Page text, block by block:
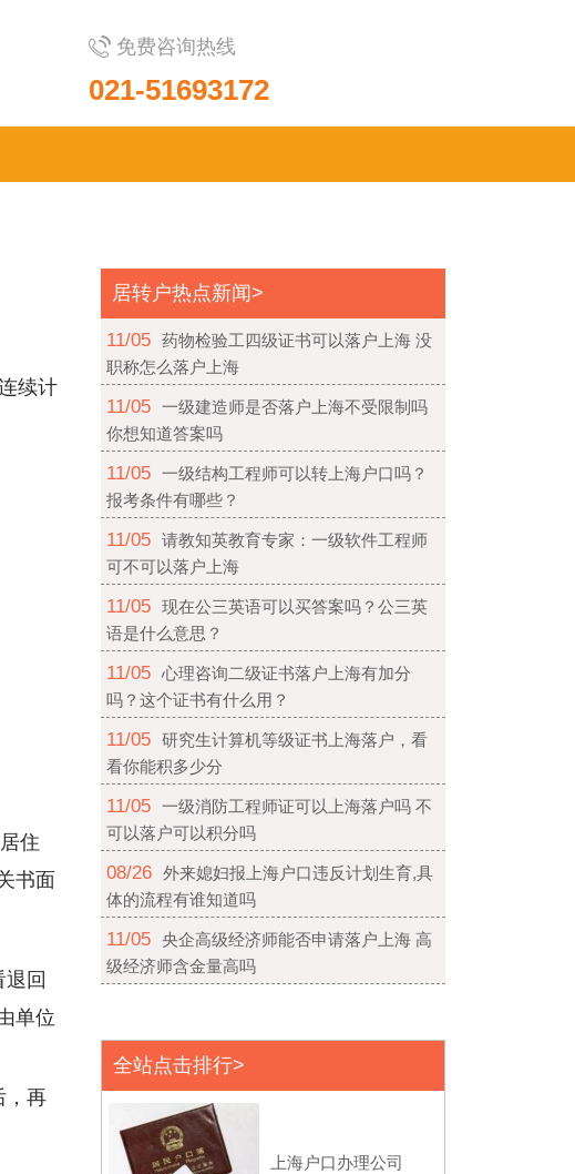
免费咨询热线
021-51693172
续计
住
书面
回
单位
，再
居转户热点新闻>
11/05 药物检验工四级证书可以落户上海 没
职称怎么落户上海
11/05 一级建造师是否落户上海不受限制吗
你想知道答案吗
11/05 一级结构工程师可以转上海户口吗？
报考条件有哪些？
11/05 请教知英教育专家：一级软件工程师
可不可以落户上海
11/05 现在公三英语可以买答案吗？公三英
语是什么意思？
11/05 心理咨询二级证书落户上海有加分
吗？这个证书有什么用？
11/05 研究生计算机等级证书上海落户，看
看你能积多少分
11/05 一级消防工程师证可以上海落户吗 不
可以落户可以积分吗
08/26 外来媳妇报上海户口违反计划生育,具
体的流程有谁知道吗
11/05 央企高级经济师能否申请落户上海 高
级经济师含金量高吗
全站点击排行>
上海户口办理公司